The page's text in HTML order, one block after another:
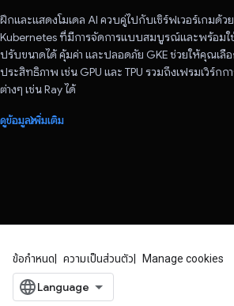
ฝึกและแสดงโมเดล AI ควบคู่ไปกับเซิร์ฟเวอร์เกมด้
Kubernetes ที่มีการจัดการแบบสมบูรณ์และพร้อมใ
ปรับขนาดได้ คุ้มค่า และปลอดภัย GKE ช่วยให้คุณเลื
ประสิทธิภาพ เช่น GPU และ TPU รวมถึงเฟรมเวิร์ก
ต่างๆ เช่น Ray ได้
ดูข้อมูลเพิ่มเติม
ข้อกำหนด ความเป็นส่วนตัว Manage cookies